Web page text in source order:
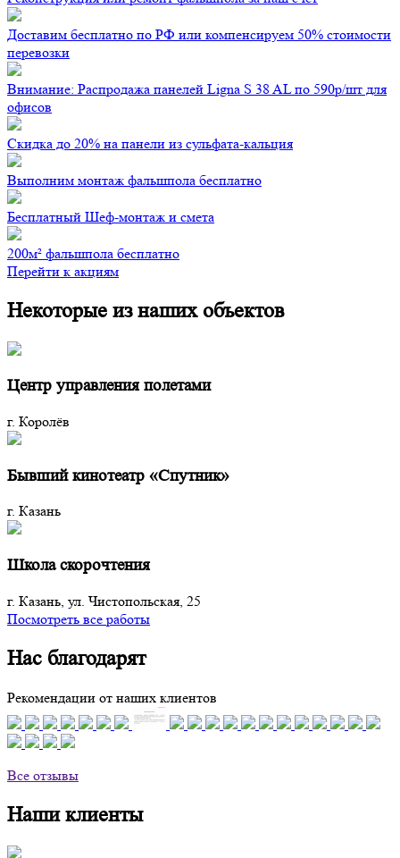
Доставим бесплатно по РФ или компенсируем 50% стоимости
перевозки
Внимание: Распродажа панелей Ligna S 38 AL по 590р/шт для
офисов
Скидка до 20% на панели из сульфата-кальция
Выполним монтаж фальшпола бесплатно
Бесплатный Шеф-монтаж и смета
200м² фальшпола бесплатно
Перейти к акциям
Некоторые из наших объектов
Центр управления полетами
г. Королёв
Бывший кинотеатр «Спутник»
г. Казань
Школа скорочтения
г. Казань, ул. Чистопольская, 25
Посмотреть все работы
Нас благодарят
Рекомендации от наших клиентов
Все отзывы
Наши клиенты